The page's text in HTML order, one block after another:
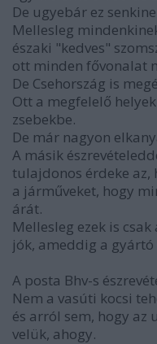
De ugyebár ez
Mellesleg
északi "kedves"
ott minden fővonalat
De Csehország is
Ott a megfelelő
zsebekbe.
De már nagyon
A másik
tulajdonos érdeke az,
a járműveket, hogy
árát.
Mellesleg ezek is
jók, ameddig a
A posta Bhv-s
Nem a vasúti kocsi
és arról sem, hogy az
velük, ahogy.